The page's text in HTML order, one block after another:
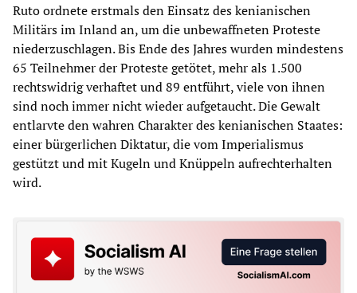
Ruto ordnete erstmals den Einsatz des kenianischen
Militärs im Inland an, um die unbewaffneten Proteste
niederzuschlagen. Bis Ende des Jahres wurden mindestens
65 Teilnehmer der Proteste getötet, mehr als 1.500
rechtswidrig verhaftet und 89 entführt, viele von ihnen
sind noch immer nicht wieder aufgetaucht. Die Gewalt
entlarvte den wahren Charakter des kenianischen Staates:
einer bürgerlichen Diktatur, die vom Imperialismus
gestützt und mit Kugeln und Knüppeln aufrechterhalten
wird.